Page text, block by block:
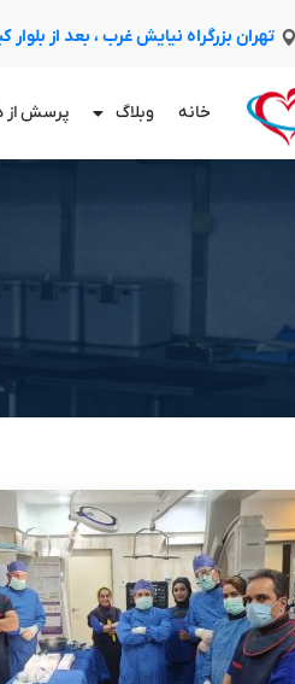
تهران بزرگراه نیایش غرب ، بعد از
خانه وبلاگ پرسش از